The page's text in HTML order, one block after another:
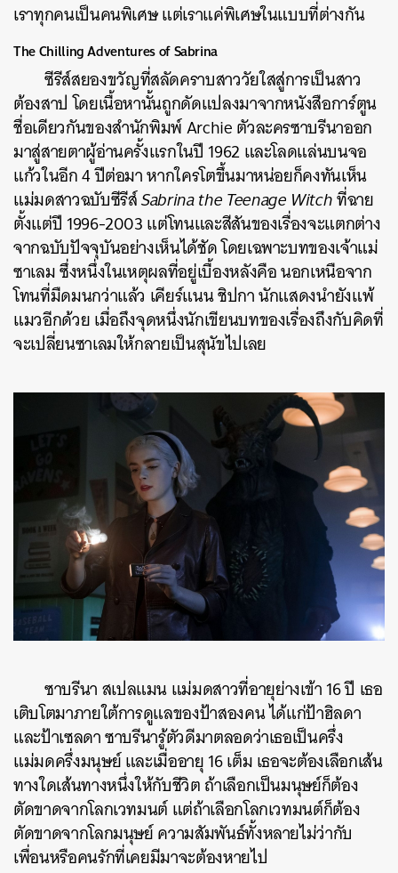
เราทุกคนเป็นคนพิเศษ แต่เราแค่พิเศษในแบบที่ต่างกัน
The Chilling Adventures of Sabrina
ซีรีส์สยองขวัญที่สลัดคราบสาววัยใสสู่การเป็นสาว
ต้องสาป โดยเนื้อหานั้นถูกดัดแปลงมาจากหนังสือการ์ตูน
ชื่อเดียวกันของสำนักพิมพ์ Archie ตัวละครซาบรีนาออก
มาสู่สายตาผู้อ่านครั้งแรกในปี 1962 และโลดแล่นบนจอ
แก้วในอีก 4 ปีต่อมา หากใครโตขึ้นมาหน่อยก็คงทันเห็น
แม่มดสาวฉบับซีรีส์Sabrina the Teenage Witchที่ฉาย
ตั้งแต่ปี 1996-2003 แต่โทนและสีสันของเรื่องจะแตกต่าง
จากฉบับปัจจุบันอย่างเห็นได้ชัด โดยเฉพาะบทของเจ้าแม่
ซาเลม ซึ่งหนึ่งในเหตุผลที่อยู่เบื้องหลังคือ นอกเหนือจาก
โทนที่มืดมนกว่าแล้ว เคียร์แนน ชิปกา นักแสดงนำยังแพ้
แมวอีกด้วย เมื่อถึงจุดหนึ่งนักเขียนบทของเรื่องถึงกับคิดที่
จะเปลี่ยนซาเลมให้กลายเป็นสุนัขไปเลย
ซาบรีนา สเปลแมน แม่มดสาวที่อายุย่างเข้า 16 ปี เธอ
เติบโตมาภายใต้การดูแลของป้าสองคน ได้แก่ป้าฮิลดา
และป้าเซลดา ซาบรีนารู้ตัวดีมาตลอดว่าเธอเป็นครึ่ง
แม่มดครึ่งมนุษย์ และเมื่ออายุ 16 เต็ม เธอจะต้องเลือกเส้น
ทางใดเส้นทางหนึ่งให้กับชีวิต ถ้าเลือกเป็นมนุษย์ก็ต้อง
ตัดขาดจากโลกเวทมนต์ แต่ถ้าเลือกโลกเวทมนต์ก็ต้อง
ตัดขาดจากโลกมนุษย์ ความสัมพันธ์ทั้งหลายไม่ว่ากับ
เพื่อนหรือคนรักที่เคยมีมาจะต้องหายไป
SHARE TWEET LINE